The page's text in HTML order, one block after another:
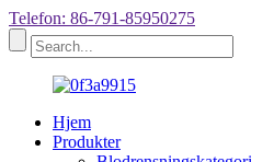
Telefon: 86-791-85950275
Hjem
Produkter